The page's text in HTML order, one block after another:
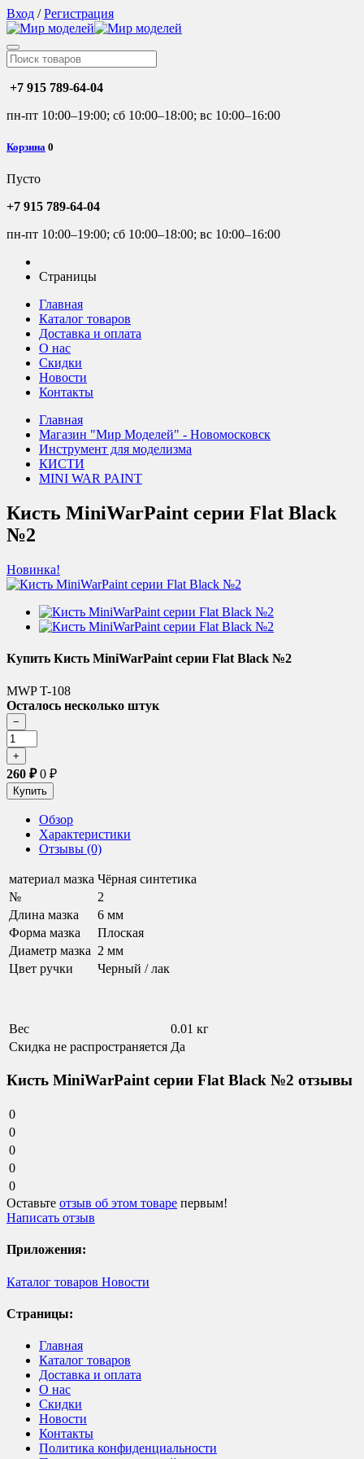
Вход /Регистрация
+7 915 789-64-04
пн-пт 10:00–19:00; сб 10:00–18:00; вс 10:00–16:00
Корзина 0
Пусто
+7 915 789-64-04
пн-пт 10:00–19:00; сб 10:00–18:00; вс 10:00–16:00
Страницы
Главная
Каталог товаров
Доставка и оплата
О нас
Скидки
Новости
Контакты
Главная
Магазин "Мир Моделей" - Новомосковск
Инструмент для моделизма
КИСТИ
MINI WAR PAINT
Кисть MiniWarPaint серии Flat Black
№2
Новинка!
Купить Кисть MiniWarPaint серии Flat Black №2
MWP T-108
Осталось несколько штук
260 ₽0 ₽
Обзор
Характеристики
Отзывы (0)
материал мазка Чёрная синтетика
№
2
Длина мазка
6 мм
Форма мазка
Плоская
Диаметр мазка 2 мм
Цвет ручки
Черный / лак
Вес
0.01 кг
Скидка не распространяется Да
Кисть MiniWarPaint серии Flat Black №2 отзывы
0
0
0
0
0
Оставьте отзыв об этом товаре первым!
Написать отзыв
Приложения:
Каталог товаров Новости
Страницы:
Главная
Каталог товаров
Доставка и оплата
О нас
Скидки
Новости
Контакты
Политика конфиденциальности